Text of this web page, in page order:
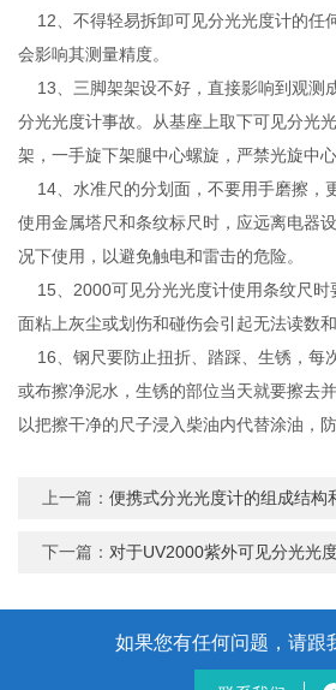
12、不得轻易拆卸可见分光光度计的任
会影响其测量精度。
13、三脚架架设不好，直接影响到观测
分光光度计事故。从基座上取下可见分光
架，一手旋下架腿中心螺旋，严禁光旋中
14、水准尺的分划面，不要用手磨擦，
使用金属塔尺和条纹标尺时，应远离电器
况下使用，以避免触电和雷击的危险。
15、2000可见分光光度计使用条纹尺时
面粘上灰尘或划伤和碰伤会引起无法读数和
16、钢尺要防止扭折、踏踩、生锈，每
或布擦净泥水，生锈的部位当天就要擦去
以把擦干净的尺子浸入柴油内代替涂油，
上一篇：便携式分光光度计的组成结构
下一篇：对于UV2000紫外可见分光光
如果您有任何问题，请跟